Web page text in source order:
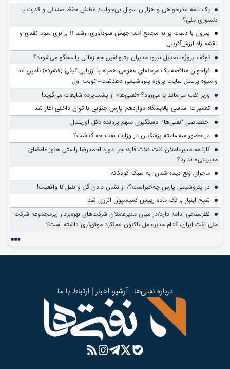
یک نامه عذرخواهی و هزاران سوال بی‌جواب/ عطش حفظ صندلی و قدرت یا
دلسوزی ملی؟
پترول با دست پر به مجمع آمد؛ جهش سودآوری، رشد ۱۱ برابری سود نقدی و
نقشه راه ارزش‌آفرینی
توقف پروژه، تعدیل نیرو؛ مدیران پتروالفین چه زمانی پاسخگو می‌شوند؟
فراخوان مناقصه یک مرحله‌ای عمومی همراه با ارزیابی کیفی (فشرده) تأمین غذا
و میوه پرسنل سایت پروژه پتروشیمی دهدشت– نوبت اول
وزیر نفت می‌ماند یا می‌رود؟ «نفتی‌ها» از پشت‌پرده شایعات می‌گوید!
تعمیرات اساسی پالایشگاه دوازدهم پارس جنوبی با توان داخلی آغاز شد
اختصاصی "نفتی‌ها": دستگیری متهم پرونده دکل اورینتال
در حضور سه‌ساعته پزشکیان در وزارت نفت چه گذشت؟
کارنامه مدیرعاملان نفت فلات قاره؛ چرا دوره احمدرضا راستی هنوز «امضای
مدیریتی» ندارد؟
ماجرای وَلع دیده شدن؛ به سبک کودکانه!
در پتروشیمی پارس چه‌خبراست؟/ از نشان دادن گل و بلبل تا واقعیت!
شیخ اینبار با تک ماده رییس کمیسیون انرژی شد!
نظرسنجی ادامه دارد/در میان مدیرعاملان شرکت‌های بهره‌بردار زیرمجموعه شرکت
ملی نفت ایران، کدام مدیرعامل تاکنون عملکرد موفق‌تری داشته است؟
درباره نفتی‌ها آرشیو اخبار ارتباط با ما